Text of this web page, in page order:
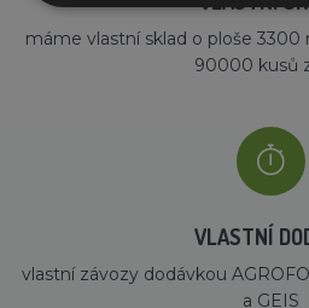
máme vlastní sklad o ploše
90000 kusů
VLASTNÍ
vlastní závozy dodávkou
a GEIS